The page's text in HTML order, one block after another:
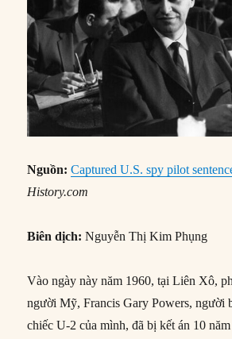
Nguồn: Captured U.S. spy pilot
History.com
Biên dịch: Nguyễn Thị Kim Phụng
Vào ngày này năm 1960, tại Liên Xô,
người Mỹ, Francis Gary Powers, người
chiếc U-2 của mình, đã bị kết án 10